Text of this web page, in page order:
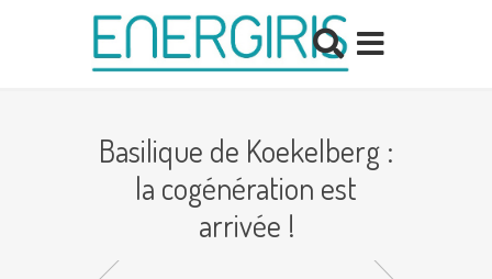
Basilique de Koekelberg :
la cogénération est
arrivée !